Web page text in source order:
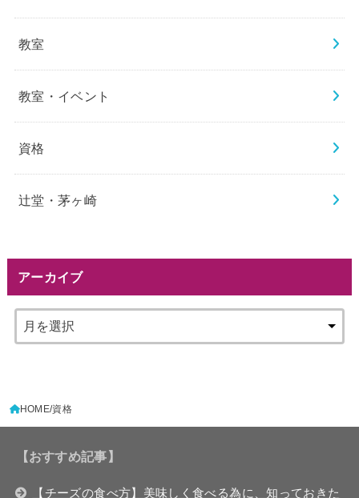
教室
教室・イベント
資格
辻堂・茅ヶ崎
アーカイブ
HOME 資格
【おすすめ記事】
【チーズの食べ方】美味しく食べる為に、知っておきた